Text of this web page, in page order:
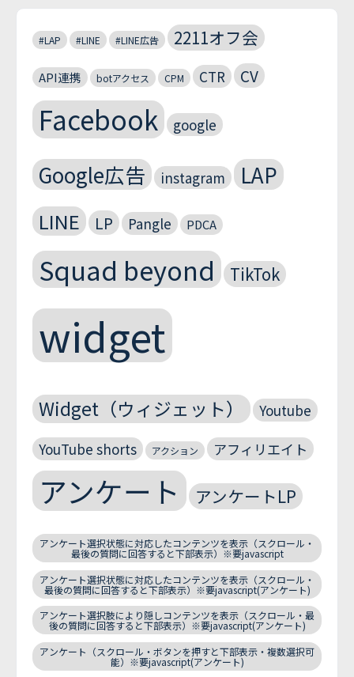
#LAP #LINE #LINE広告 2211オフ会
API連携 botアクセス CPM CTR CV
Facebook google
Google広告 instagram LAP
LINE LP Pangle PDCA
Squad beyond TikTok
widget
Widget（ウィジェット）
Youtube
YouTube shorts
アクション アフィリエイト
アンケート アンケートLP
アンケート選択状態に対応したコンテンツを表示（スクロール・
最後の質問に回答すると下部表示）※要javascript
アンケート選択状態に対応したコンテンツを表示（スクロール・
最後の質問に回答すると下部表示）※要javascript(アンケート)
アンケート選択肢により隠しコンテンツを表示（スクロール・最
後の質問に回答すると下部表示）※要javascript(アンケート)
アンケート（スクロール・ボタンを押すと下部表示・複数選択可
能）※要javascript(アンケート)